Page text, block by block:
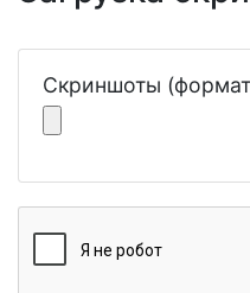
Скриншоты